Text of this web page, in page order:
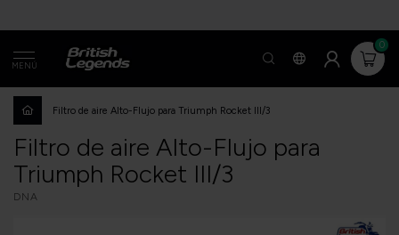
MENÚ
0
Filtro de aire Alto-Flujo para Triumph Rocket III/3
Filtro de aire Alto-Flujo para
Triumph Rocket III/3
DNA